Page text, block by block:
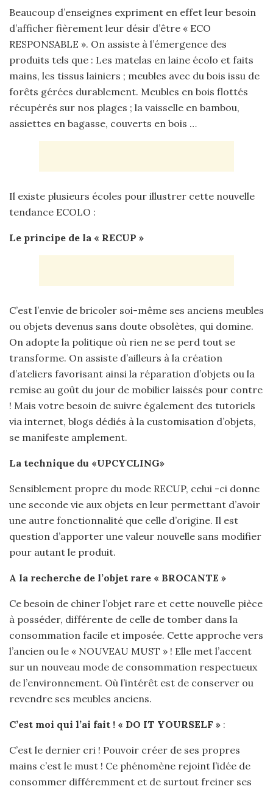
Beaucoup d’enseignes expriment en effet leur besoin
d’afficher fièrement leur désir d’être « ECO
RESPONSABLE ». On assiste à l’émergence des
produits tels que : Les matelas en laine écolo et faits
mains, les tissus lainiers ; meubles avec du bois issu de
forêts gérées durablement. Meubles en bois flottés
récupérés sur nos plages ; la vaisselle en bambou,
assiettes en bagasse, couverts en bois …
Il existe plusieurs écoles pour illustrer cette nouvelle
tendance ECOLO :
Le principe de la « RECUP »
C’est l’envie de bricoler soi-même ses anciens meubles
ou objets devenus sans doute obsolètes, qui domine.
On adopte la politique où rien ne se perd tout se
transforme. On assiste d’ailleurs à la création
d’ateliers favorisant ainsi la réparation d’objets ou la
remise au goût du jour de mobilier laissés pour contre
! Mais votre besoin de suivre également des tutoriels
via internet, blogs dédiés à la customisation d’objets,
se manifeste amplement.
La technique du «UPCYCLING»
Sensiblement propre du mode RECUP, celui -ci donne
une seconde vie aux objets en leur permettant d’avoir
une autre fonctionnalité que celle d’origine. Il est
question d’apporter une valeur nouvelle sans modifier
pour autant le produit.
A la recherche de l’objet rare « BROCANTE »
Ce besoin de chiner l’objet rare et cette nouvelle pièce
à posséder, différente de celle de tomber dans la
consommation facile et imposée. Cette approche vers
l’ancien ou le « NOUVEAU MUST » ! Elle met l’accent
sur un nouveau mode de consommation respectueux
de l’environnement. Où l’intérêt est de conserver ou
revendre ses meubles anciens.
C’est moi qui l’ai fait ! « DO IT YOURSELF » :
C’est le dernier cri ! Pouvoir créer de ses propres
mains c’est le must ! Ce phénomène rejoint l’idée de
consommer différemment et de surtout freiner ses